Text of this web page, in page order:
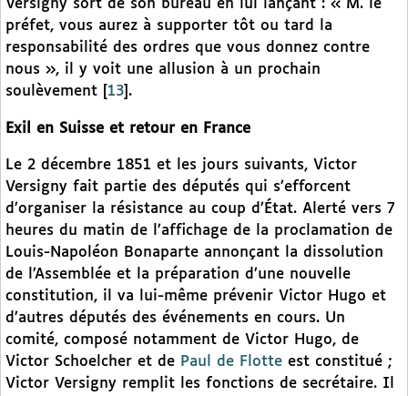
Versigny sort de son bureau en lui lançant : « M. le
préfet, vous aurez à supporter tôt ou tard la
responsabilité des ordres que vous donnez contre
nous », il y voit une allusion à un prochain
soulèvement
13 .
Exil en Suisse et retour en France
Le 2 décembre 1851 et les jours suivants, Victor
Versigny fait partie des députés qui s’efforcent
d’organiser la résistance au coup d’État. Alerté vers 7
heures du matin de l’affichage de la proclamation de
Louis-Napoléon Bonaparte annonçant la dissolution
de l’Assemblée et la préparation d’une nouvelle
constitution, il va lui-même prévenir Victor Hugo et
d’autres députés des événements en cours. Un
comité, composé notamment de Victor Hugo, de
Victor Schoelcher et de Paul de Flotte est constitué ;
Victor Versigny remplit les fonctions de secrétaire. Il